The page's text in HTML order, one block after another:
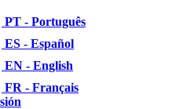
PT - Português
ES - Español
EN - English
FR - Français